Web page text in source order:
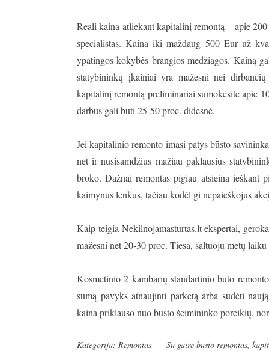
Reali kaina atliekant kapitalinį remontą – apie
specialistas. Kaina iki maždaug 500 Eur už
ypatingos kokybės brangios medžiagos. Kainą
statybininkų įkainiai yra mažesni nei
kapitalinį remontą preliminariai sumokėsite apie
darbus gali būti 25-50 proc. didesnė.
Jei kapitalinio remonto imasi patys būsto
net ir nusisamdžius mažiau paklausius
broko. Dažnai remontas pigiau atsieina ieškant
kaimynus lenkus, tačiau kodėl gi nepaieškojus
Kaip teigia Nekilnojamasturtas.lt ekspertai,
mažesni net 20-30 proc. Tiesa, šaltuoju metų
Kosmetinio 2 kambarių standartinio buto
sumą pavyks atnaujinti parketą arba sudėti
kaina priklauso nuo būsto šeimininko poreikių,
Kategorija: Remontas Su gaire būsto remontas,